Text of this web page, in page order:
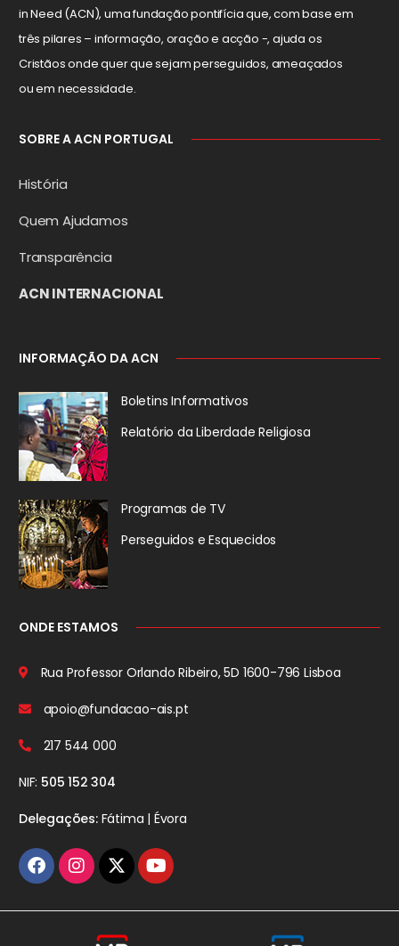
in Need (ACN), uma fundação pontifícia que, com base em
três pilares – informação, oração e acção -, ajuda os
Cristãos onde quer que sejam perseguidos, ameaçados
ou em necessidade.
SOBRE A ACN PORTUGAL
História
Quem Ajudamos
Transparência
ACN INTERNACIONAL
INFORMAÇÃO DA ACN
Boletins Informativos
Relatório da Liberdade Religiosa
Programas de TV
Perseguidos e Esquecidos
ONDE ESTAMOS
Rua Professor Orlando Ribeiro, 5D 1600-796 Lisboa
apoio@fundacao-ais.pt
217 544 000
NIF: 505 152 304
Delegações:Fátima | Évora